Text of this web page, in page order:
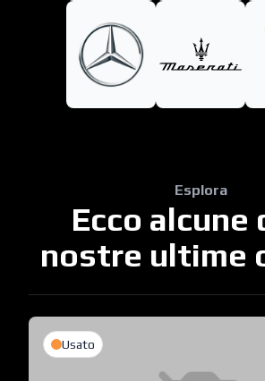
Esplora
Ecco alcune
nostre ultime
Usato